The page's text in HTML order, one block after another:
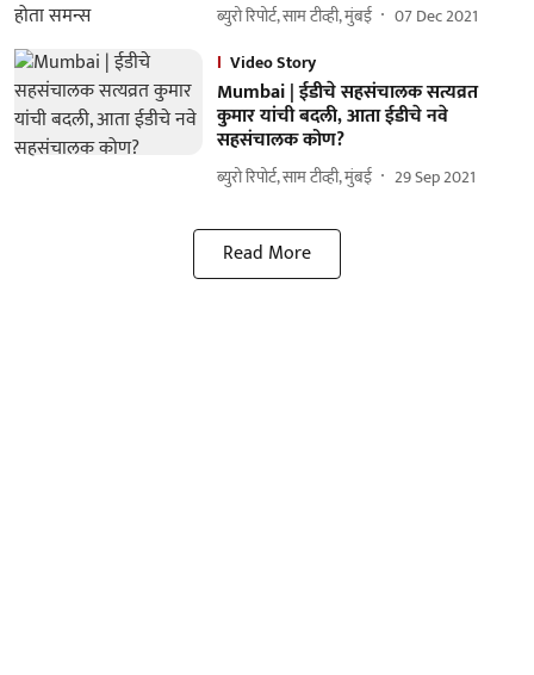
ब्युरो रिपोर्ट, साम टीव्ही, मुंबई
07 Dec 2021
Video Story
Mumbai | ईडीचे सहसंचालक सत्यव्रत
कुमार यांची बदली, आता ईडीचे नवे
सहसंचालक कोण?
ब्युरो रिपोर्ट, साम टीव्ही, मुंबई 29 Sep 2021
Read More